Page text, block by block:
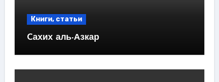
Книги, статьи
Cахих аль-Азкар